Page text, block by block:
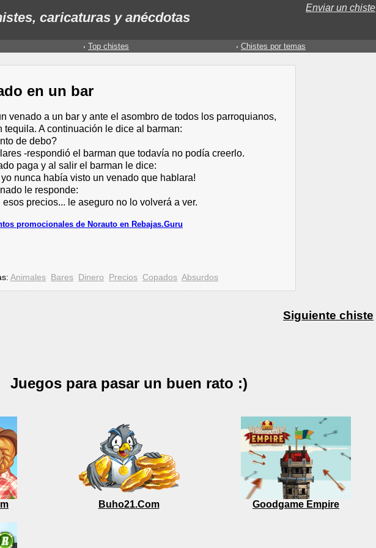
caricaturas y anécdotas
Enviar un chiste
Top chistes Chistes por temas
en un bar
venado a un bar y ante el asombro de todos los parroquianos,
tequila. A continuación le dice al barman:
de debo?
-respondió el barman que todavía no podía creerlo.
paga y al salir el barman le dice:
nunca había visto un venado que hablara!
le responde:
esos precios... le aseguro no lo volverá a ver.
promocionales de Norauto en Rebajas.Guru
Animales Bares Dinero Precios Copados Absurdos
Siguiente chiste
Juegos para pasar un buen rato :)
Buho21.Com Goodgame Empire